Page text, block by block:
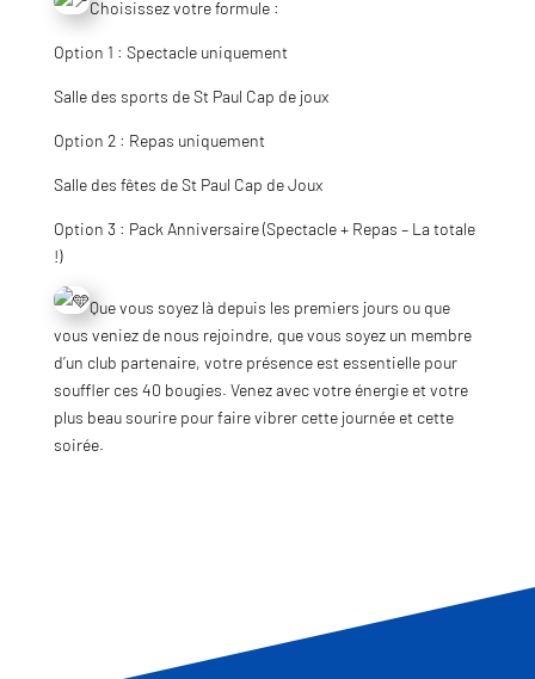
Choisissez votre formule :
Option 1 : Spectacle uniquement
Salle des sports de St Paul Cap de joux
Option 2 : Repas uniquement
Salle des fêtes de St Paul Cap de Joux
Option 3 : Pack Anniversaire (Spectacle + Repas – La totale
!)
Que vous soyez là depuis les premiers jours ou que
vous veniez de nous rejoindre, que vous soyez un membre
d’un club partenaire, votre présence est essentielle pour
souffler ces 40 bougies. Venez avec votre énergie et votre
plus beau sourire pour faire vibrer cette journée et cette
soirée.